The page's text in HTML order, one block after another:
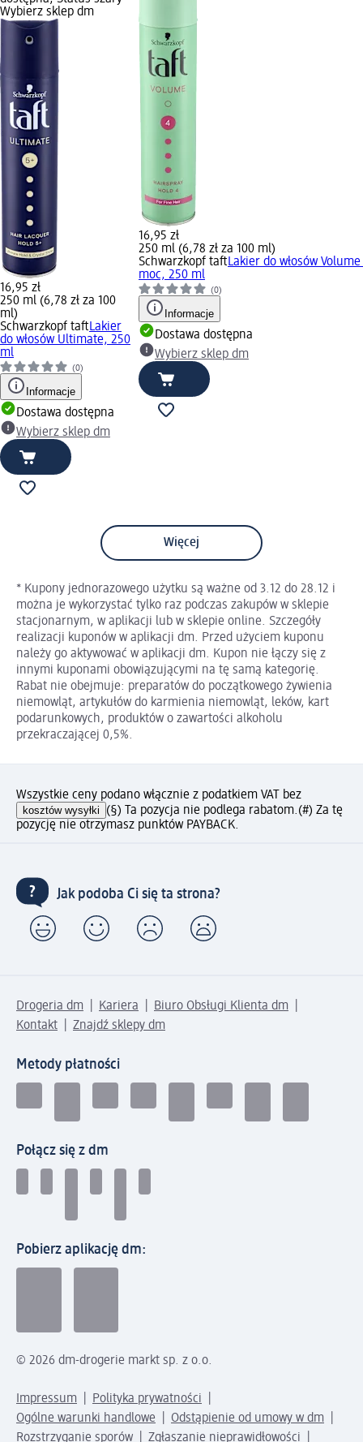
Wybierz sklep dm
16,95 zł
250 ml (6,78 zł za 100
ml)
Schwarzkopf taftLakier
do włosów Ultimate, 250
ml
(0)
Informacje
Dostawa dostępna
Wybierz sklep dm
16,95 zł
250 ml (6,78 zł za 100 ml)
Schwarzkopf taftLakier do włosów
moc, 250 ml
(0)
Informacje
Dostawa dostępna
Wybierz sklep dm
Więcej
* Kupony jednorazowego użytku są ważne od 3.12 do 28.12 i
można je wykorzystać tylko raz podczas zakupów w sklepie
stacjonarnym, w aplikacji lub w sklepie online. Szczegóły
realizacji kuponów w aplikacji dm. Przed użyciem kuponu
należy go aktywować w aplikacji dm. Kupon nie łączy się z
innymi kuponami obowiązującymi na tę samą kategorię.
Rabat nie obejmuje: preparatów do początkowego żywienia
niemowląt, artykułów do karmienia niemowląt, leków, kart
podarunkowych, produktów o zawartości alkoholu
przekraczającej 0,5%.
Wszystkie ceny podano włącznie z podatkiem VAT bez
kosztów wysyłki (§) Ta pozycja nie podlega rabatom.(#) Za tę
pozycję nie otrzymasz punktów PAYBACK.
Jak podoba Ci się ta strona?
Drogeria dm Kariera
Biuro Obsługi Klienta dm
Kontakt
Znajdź sklepy dm
Metody płatności
Połącz się z dm
Pobierz aplikację dm:
© 2026 dm-drogerie markt sp. z o.o.
Impressum
Polityka prywatności
Ogólne warunki handlowe
Odstąpienie od umowy w dm
Rozstrzyganie sporów
Zgłaszanie nieprawidłowości